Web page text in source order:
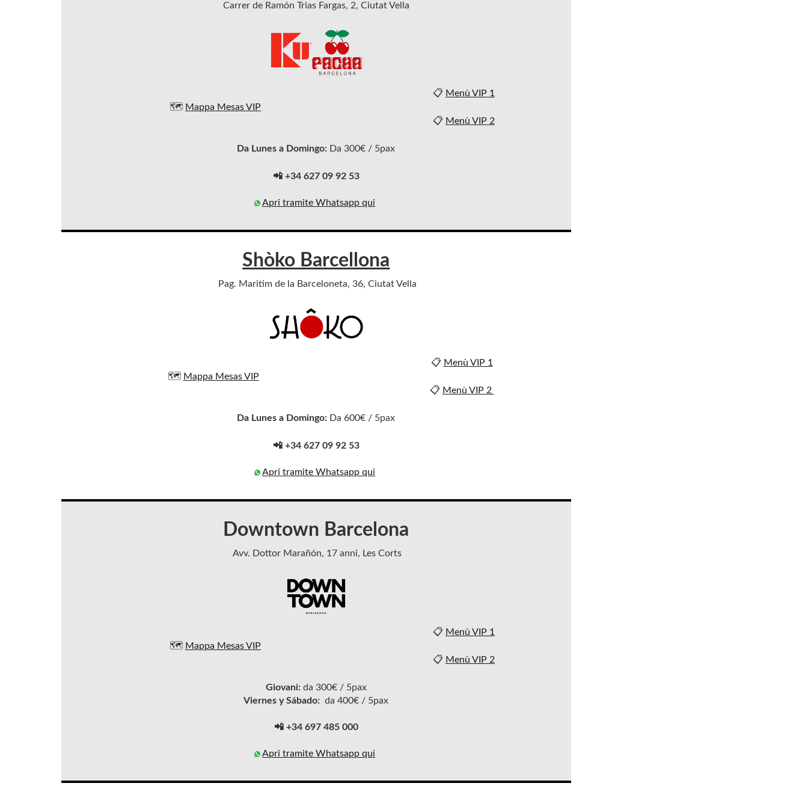
Carrer de Ramón Trias Fargas, 2, Ciutat Vella
🗺️ Mappa Mesas VIP
📋 Menù VIP 1
📋 Menù VIP 2
Da Lunes a Domingo: Da 300€ / 5pax
📲 +34 627 09 92 53
Apri tramite Whatsapp qui
Shòko Barcellona
Pag. Maritim de la Barceloneta, 36, Ciutat Vella
🗺️ Mappa Mesas VIP
📋 Menù VIP 1
📋 Menù VIP 2
Da Lunes a Domingo: Da 600€ / 5pax
📲 +34 627 09 92 53
Apri tramite Whatsapp qui
Downtown Barcelona
Avv. Dottor Marañón, 17 anni, Les Corts
🗺️ Mappa Mesas VIP
📋 Menù VIP 1
📋 Menù VIP 2
Giovani:da 300€ / 5pax
Viernes y Sábado: da 400€ / 5pax
📲 +34 697 485 000
Apri tramite Whatsapp qui